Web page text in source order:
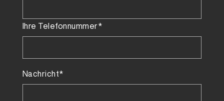
Ihre Telefonnummer*
Nachricht*